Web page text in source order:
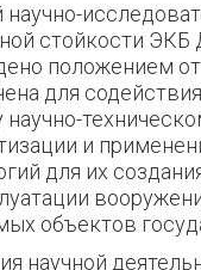
стойкости
положением от
для
и
для их
объектов
научной